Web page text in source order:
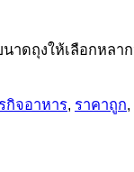
ดถุงให้เลือกหลา
กิจอาหาร, ราคาถูก,